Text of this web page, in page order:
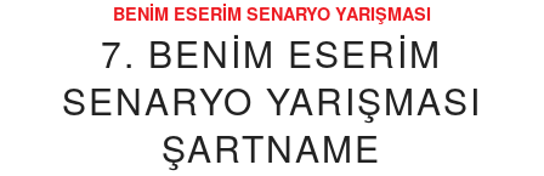
BENIM ESERIM SENARYO YARIŞMASI
7. BENIM ESERIM
SENARYO YARIŞMASI
ŞARTNAME